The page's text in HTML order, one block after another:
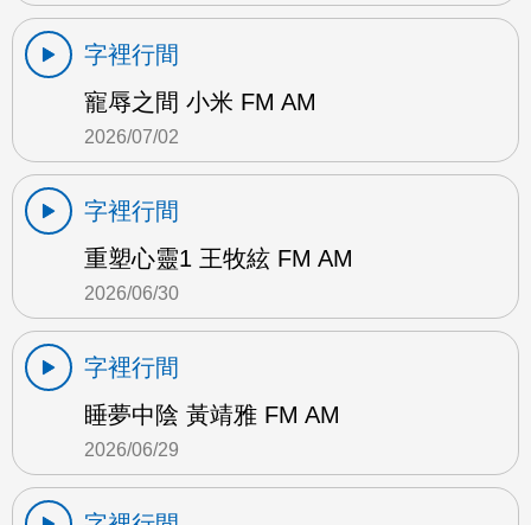
字裡行間
寵辱之間 小米 FM AM
2026/07/02
字裡行間
重塑心靈1 王牧絃 FM AM
2026/06/30
字裡行間
睡夢中陰 黃靖雅 FM AM
2026/06/29